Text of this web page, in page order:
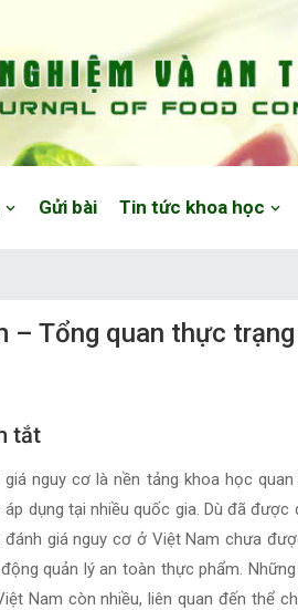
Gửi bài Tin tức khoa học
Tổng quan thực
Article Content
tắt
giá nguy cơ là nền tảng khoa học
dụng tại nhiều quốc gia. Dù đã
đánh giá nguy cơ ở Việt Nam chưa
quản lý an toàn thực phẩm.
Nam còn nhiều, liên quan đến thể